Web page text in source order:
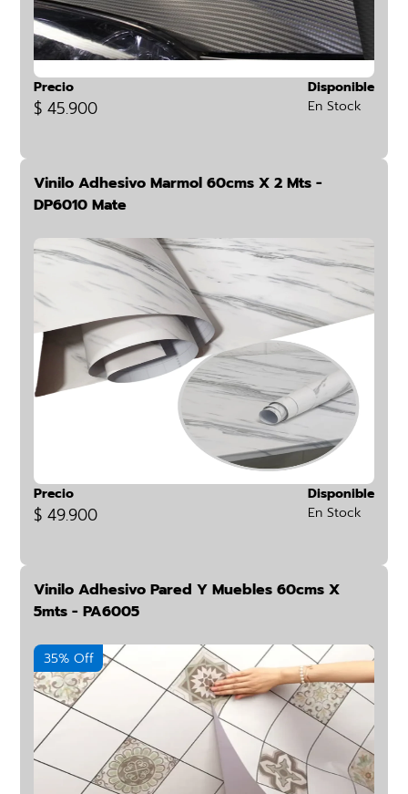
Precio
$ 45.900
Disponible
En Stock
Vinilo Adhesivo Marmol 60cms X 2 Mts -
DP6010 Mate
Precio
$ 49.900
Disponible
En Stock
Vinilo Adhesivo Pared Y Muebles 60cms X
5mts - PA6005
35% Off